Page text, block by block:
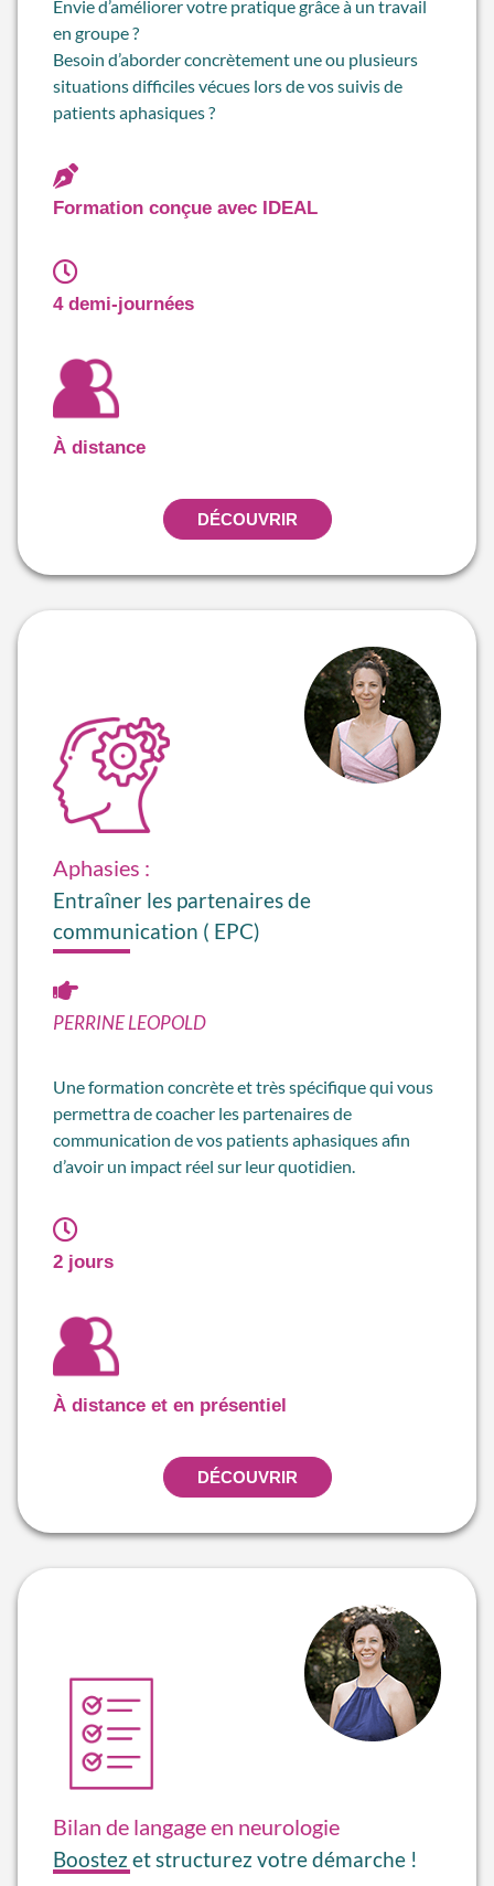
Envie d’améliorer votre pratique grâce à un travail
en groupe ?
Besoin d’aborder concrètement une ou plusieurs
situations difficiles vécues lors de vos suivis de
patients aphasiques ?
Formation conçue avec IDEAL
4 demi-journées
À distance
DÉCOUVRIR
Aphasies :
Entraîner les partenaires de
communication ( EPC)
PERRINE LEOPOLD
Une formation concrète et très spécifique qui vous
permettra de coacher les partenaires de
communication de vos patients aphasiques afin
d’avoir un impact réel sur leur quotidien.
2 jours
À distance et en présentiel
DÉCOUVRIR
Bilan de langage en neurologie
Boostez et structurez votre démarche !